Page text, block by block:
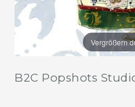
Vergrößern
B2C Popshots